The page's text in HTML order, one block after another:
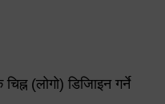
(लोगो) डिजिाइन गर्ने